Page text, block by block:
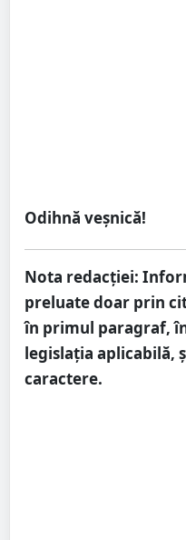
Odihnă veșnică!
Nota redacției:
preluate doar prin
în primul paragraf,
legislația aplicabilă,
caractere.